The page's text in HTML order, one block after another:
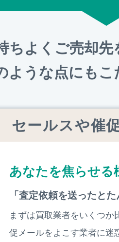
ちよくご売却先
ような点にもこ
セールスや催
あなたを焦らせる
「査定依頼を送ったと
まずは買取業者をいくつ
促メールをよこす業者に迷